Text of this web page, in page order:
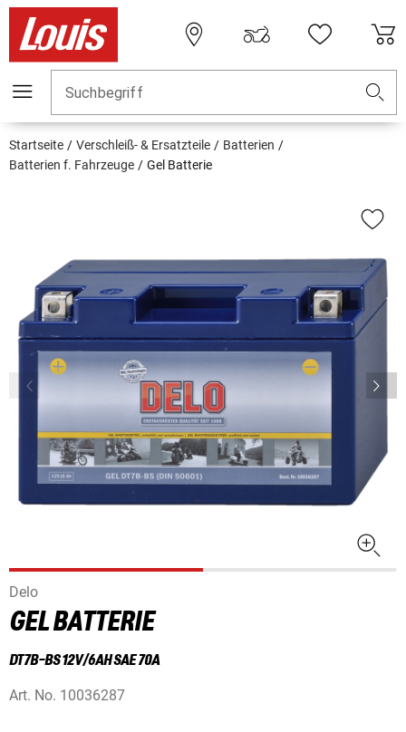
Suchbegriff
Startseite Verschleiß- & Ersatzteile
Batterien
Batterien f. Fahrzeuge
Gel Batterie
Delo
GEL BATTERIE
DT7B-BS 12V/6AH SAE 70A
Art. No. 10036287